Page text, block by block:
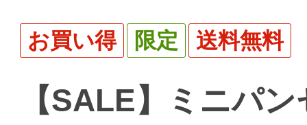
お買い得 限定 送料無料
【SALE】ミニパ